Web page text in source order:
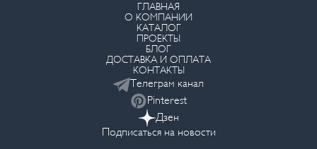
ГЛАВНАЯ
О КОМПАНИИ
КАТАЛОГ
ПРОЕКТЫ
БЛОГ
ДОСТАВКА И ОПЛАТА
КОНТАКТЫ
Телеграм канал
Pinterest
Дзен
Подписаться на новости